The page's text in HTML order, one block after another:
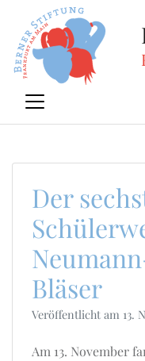
Inhalt
springen
Der
Bläser
Veröffentlicht am 13.
Am 13. November